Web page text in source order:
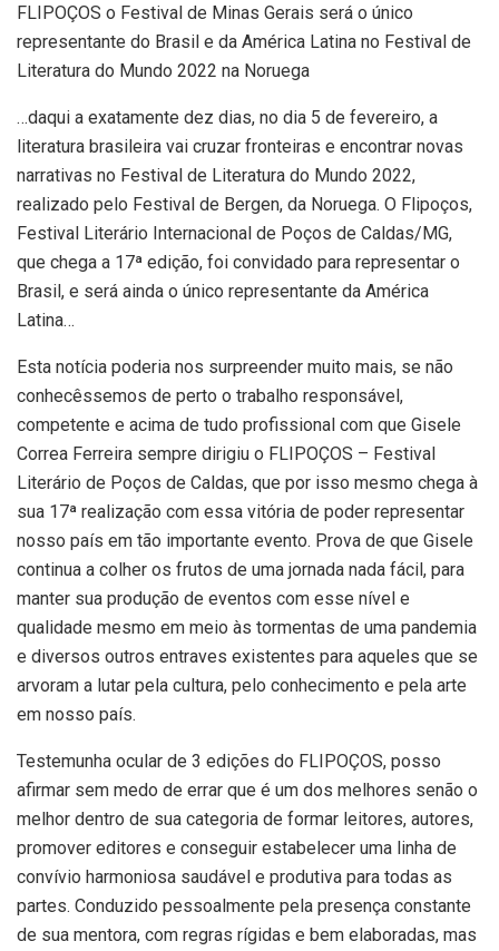
FLIPOÇOS o Festival de Minas Gerais será o único
representante do Brasil e da América Latina no Festival de
Literatura do Mundo 2022 na Noruega
…daqui a exatamente dez dias, no dia 5 de fevereiro, a
literatura brasileira vai cruzar fronteiras e encontrar novas
narrativas no Festival de Literatura do Mundo 2022,
realizado pelo Festival de Bergen, da Noruega. O Flipoços,
Festival Literário Internacional de Poços de Caldas/MG,
que chega a 17ª edição, foi convidado para representar o
Brasil, e será ainda o único representante da América
Latina…
Esta notícia poderia nos surpreender muito mais, se não
conhecêssemos de perto o trabalho responsável,
competente e acima de tudo profissional com que Gisele
Correa Ferreira sempre dirigiu o FLIPOÇOS – Festival
Literário de Poços de Caldas, que por isso mesmo chega à
sua 17ª realização com essa vitória de poder representar
nosso país em tão importante evento. Prova de que Gisele
continua a colher os frutos de uma jornada nada fácil, para
manter sua produção de eventos com esse nível e
qualidade mesmo em meio às tormentas de uma pandemia
e diversos outros entraves existentes para aqueles que se
arvoram a lutar pela cultura, pelo conhecimento e pela arte
em nosso país.
Testemunha ocular de 3 edições do FLIPOÇOS, posso
afirmar sem medo de errar que é um dos melhores senão o
melhor dentro de sua categoria de formar leitores, autores,
promover editores e conseguir estabelecer uma linha de
convívio harmoniosa saudável e produtiva para todas as
partes. Conduzido pessoalmente pela presença constante
de sua mentora, com regras rígidas e bem elaboradas, mas